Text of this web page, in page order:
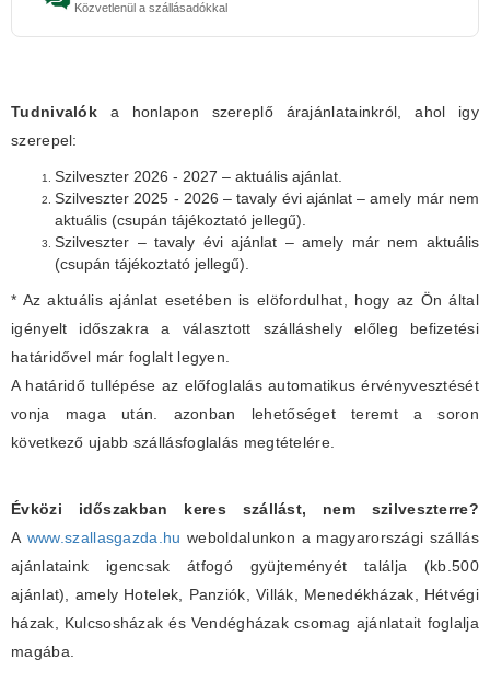
Közvetlenül a szállásadókkal
Tudnivalók a honlapon szereplő árajánlatainkról, ahol igy
szerepel:
Szilveszter 2026 - 2027 – aktuális ajánlat.
Szilveszter 2025 - 2026 – tavaly évi ajánlat – amely már nem
aktuális (csupán tájékoztató jellegű).
Szilveszter – tavaly évi ajánlat – amely már nem aktuális
(csupán tájékoztató jellegű).
* Az aktuális ajánlat esetében is elöfordulhat, hogy az Ön által
igényelt időszakra a választott szálláshely előleg befizetési
határidővel már foglalt legyen.
A határidő tullépése az előfoglalás automatikus érvényvesztését
vonja maga után. azonban lehetőséget teremt a soron
következő ujabb szállásfoglalás megtételére.
Évközi időszakban keres szállást, nem szilveszterre?
A www.szallasgazda.hu weboldalunkon a magyarországi szállás
ajánlataink igencsak átfogó gyüjteményét találja (kb.500
ajánlat), amely Hotelek, Panziók, Villák, Menedékházak, Hétvégi
házak, Kulcsosházak és Vendégházak csomag ajánlatait foglalja
magába.